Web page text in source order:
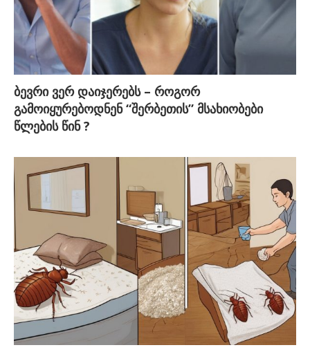
ბევრი ვერ დაიჯერებს – როგორ
გამოიყურებოდნენ “შერბეთის” მსახიობები
წლების წინ ?